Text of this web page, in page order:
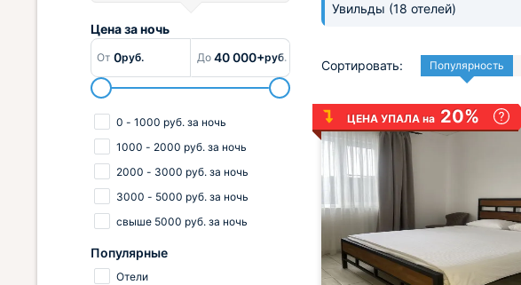
Увильды (18 отелей)
Сортировать: Популярность
ЦЕНА УПАЛА на 20%
Цена заночь
От 0руб. До 40 000+руб.
0 - 1000 руб. за ночь
1000 - 2000 руб. за ночь
2000 - 3000 руб. за ночь
3000 - 5000 руб. за ночь
свыше 5000 руб. за ночь
Популярные
Отели